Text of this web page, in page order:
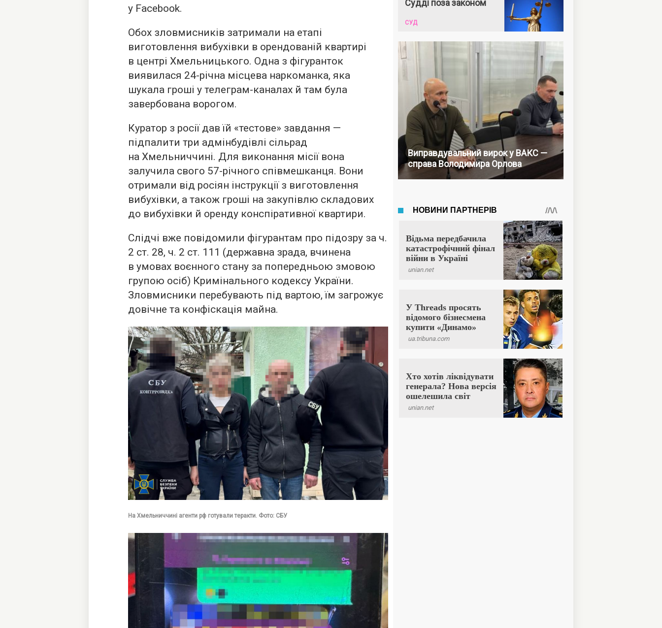
у Facebook.
Обох зловмисників затримали на етапі
виготовлення вибухівки в орендованій квартирі
в центрі Хмельницького. Одна з фігуранток
виявилася 24-річна місцева наркоманка, яка
шукала гроші у телеграм-каналах й там була
завербована ворогом.
Куратор з росії дав їй «тестове» завдання —
підпалити три адмінбудівлі сільрад
на Хмельниччині. Для виконання місії вона
залучила свого 57-річного співмешканця. Вони
отримали від росіян інструкції з виготовлення
вибухівки, а також гроші на закупівлю складових
до вибухівки й оренду конспіративної квартири.
Слідчі вже повідомили фігурантам про підозру за ч.
2 ст. 28, ч. 2 ст. 111 (державна зрада, вчинена
в умовах воєнного стану за попередньою змовою
групою осіб) Кримінального кодексу України.
Зловмисники перебувають під вартою, їм загрожує
довічне та конфіскація майна.
На Хмельниччині агенти рф готували теракти. Фото: СБУ
Судді поза законом
СУД
Виправдувальний вирок у ВАКС —
справа Володимира Орлова